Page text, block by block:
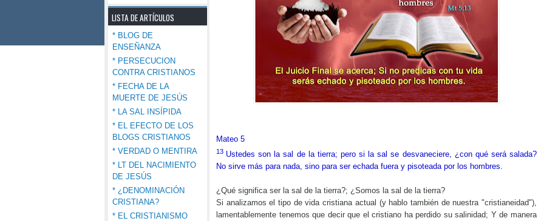
Mateo 5
13 Ustedes son la sal de la tierra; pero si la sal se desvaneciere, ¿con qué será salada?
No sirve más para nada, sino para ser echada fuera y pisoteada por los hombres.
¿Qué significa ser la sal de la tierra?; ¿Somos la sal de la tierra?
Si analizamos el tipo de vida cristiana actual (y hablo también de nuestra "cristianeidad"),
lamentablemente tenemos que decir que el cristiano ha perdido su salinidad; Y de manera
LISTA DE ARTÍCULOS
* BLOG DE
ENSEÑANZA
* PERSECUCION
CONTRA CRISTIANOS
* FECHA DE LA
MUERTE DE JESÚS
* LA SAL INSÍPIDA
* EL EFECTO DE LOS
BLOGS CRISTIANOS
* VERDAD O MENTIRA
* LT DEL NACIMIENTO
DE JESÚS
* ¿DENOMINACIÓN
CRISTIANA?
* EL CRISTIANISMO